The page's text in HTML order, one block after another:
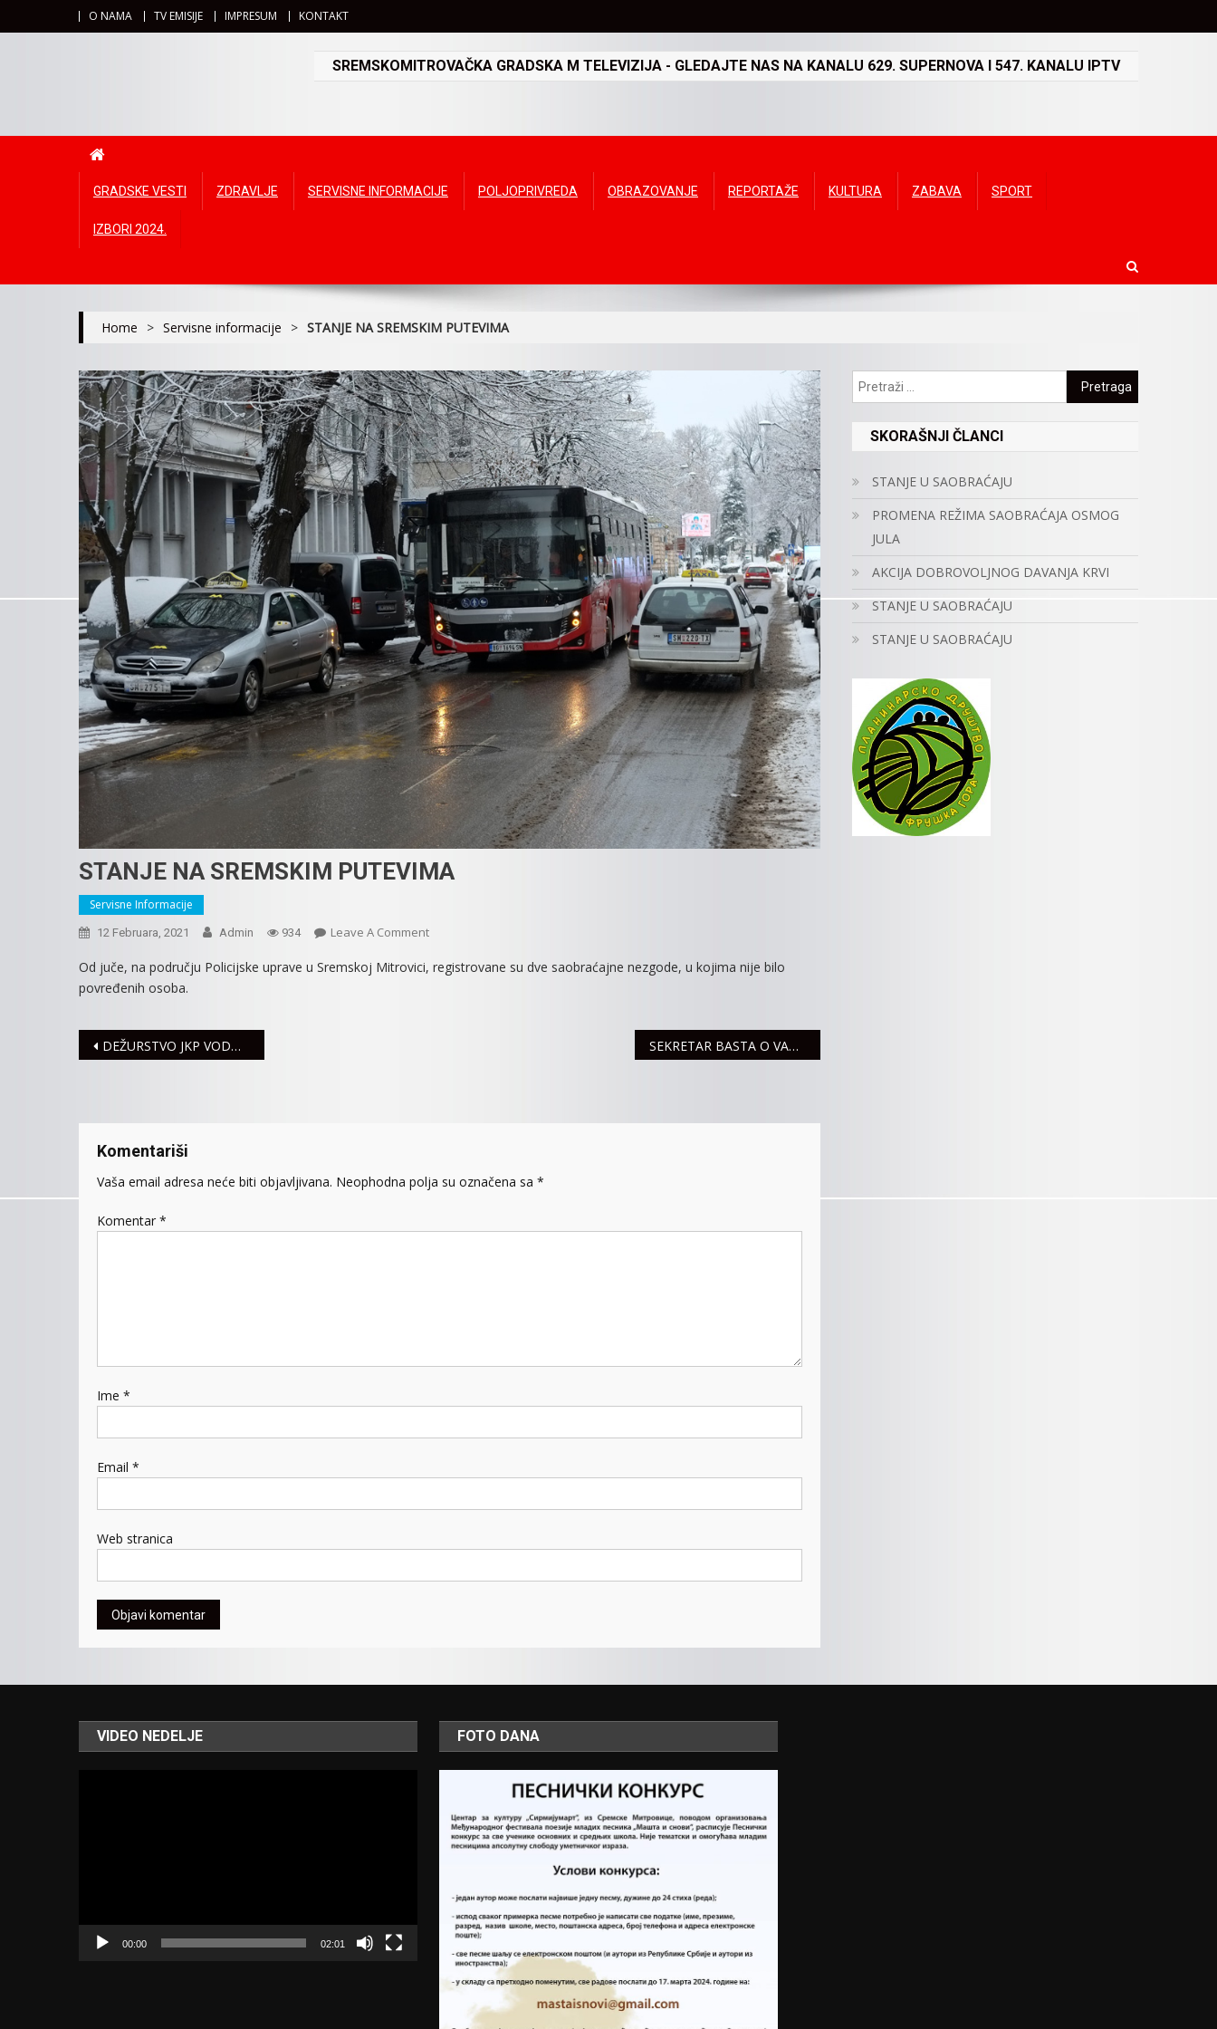
O NAMA TV EMISIJE IMPRESUM KONTAKT
SREMSKOMITROVAČKA GRADSKA M TELEVIZIJA - GLEDAJTE NAS NA KANALU 629. SUPERNOVA I 547. KANALU IPTV
GRADSKE VESTI ZDRAVLJE SERVISNE INFORMACIJE POLJOPRIVREDA OBRAZOVANJE REPORTAŽE KULTURA ZABAVA SPORT
IZBORI 2024.
Home > Servisne informacije > STANJE NA SREMSKIM PUTEVIMA
STANJE NA SREMSKIM PUTEVIMA
Servisne Informacije
12 Februara, 2021 Admin 934 Leave A CommentOn
NA
Od juče, na području Policijske uprave u Sremskoj Mitrovici, registrovane su dve saobraćajne nezgode, u kojima nije bilo
povređenih osoba.
Navigacija
DEŽURSTVO JKP VODOVOD TOKOM DRŽAVNOG PRAZNIKA SEKRETAR BASTA O VAŽNIM PROJEKTIMA ZA RAZVOJ SPORTA U INĐIJI
Komentariši
Vaša email adresa neće biti objavljivana. Neophodna polja su označena sa *
Komentar *
Ime *
Email *
Web stranica
Pretraga:
SKORAŠNJI ČLANCI
STANJE U SAOBRAĆAJU
PROMENA REŽIMA SAOBRAĆAJA OSMOG
JULA
AKCIJA DOBROVOLJNOG DAVANJA KRVI
STANJE U SAOBRAĆAJU
STANJE U SAOBRAĆAJU
VIDEO NEDELJE
00:00 02:01
FOTO DANA